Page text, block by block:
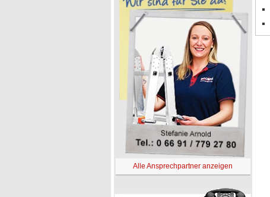
Alle Ansprechpartner anzeigen